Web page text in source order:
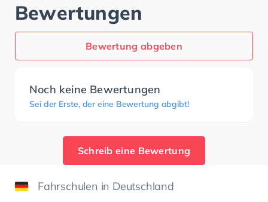
Bewertungen
Bewertung abgeben
Noch keine Bewertungen
Sei der Erste, der eine Bewertung abgibt!
Schreib eine Bewertung
Fahrschulen in Deutschland